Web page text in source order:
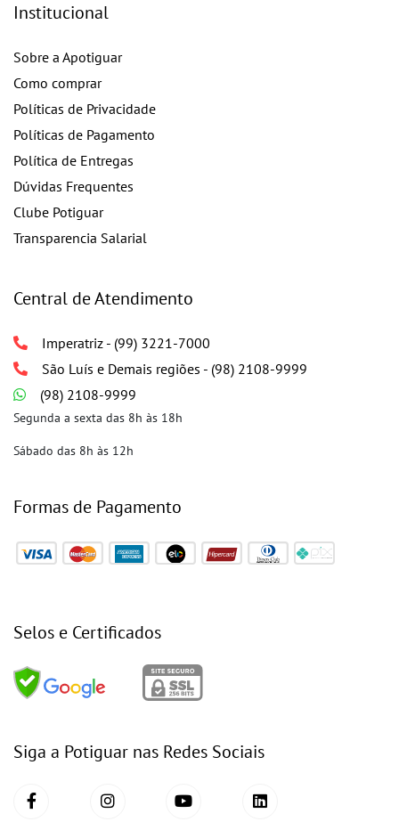
Institucional
Sobre a Apotiguar
Como comprar
Políticas de Privacidade
Políticas de Pagamento
Política de Entregas
Dúvidas Frequentes
Clube Potiguar
Transparencia Salarial
Central de Atendimento
Imperatriz - (99) 3221-7000
São Luís e Demais regiões - (98) 2108-9999
(98) 2108-9999
Segunda a sexta das 8h às 18h
Sábado das 8h às 12h
Formas de Pagamento
Selos e Certificados
Siga a Potiguar nas Redes Sociais